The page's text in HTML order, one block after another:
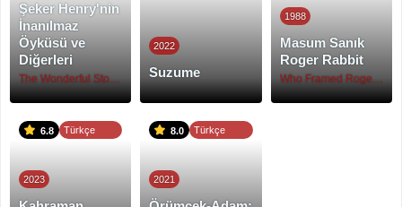
Şeker Henry'nin
İnanılmaz
Öyküsü ve
Diğerleri
The Wonderful Story of Henry Sugar and Three More
2022
Suzume
1988
Masum Sanık
Roger Rabbit
Who Framed Roger Rabbit
6.8
Türkçe
2023
8.0
Türkçe
2021